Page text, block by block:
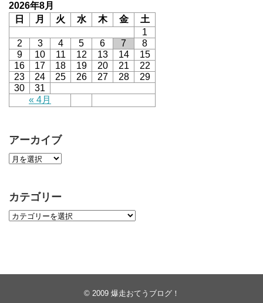
2026年8月
日
月 火 水 木 金 土
« 4月
1
2
3 4 5 6 7
8
9
10 11 12 13 14
15
16
17 18 19 20 21
22
23
24 25 26 27 28
29
30
31
アーカイブ
カテゴリー
© 2009 爆走おてうブログ！